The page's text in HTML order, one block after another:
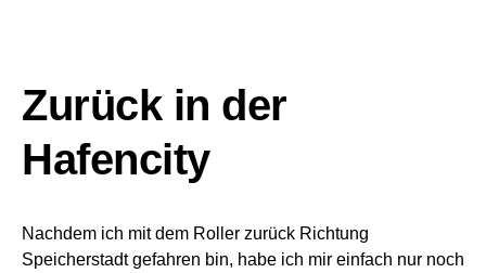
Zurück in der
Hafencity
Nachdem ich mit dem Roller zurück Richtung
Speicherstadt gefahren bin, habe ich mir einfach nur noch